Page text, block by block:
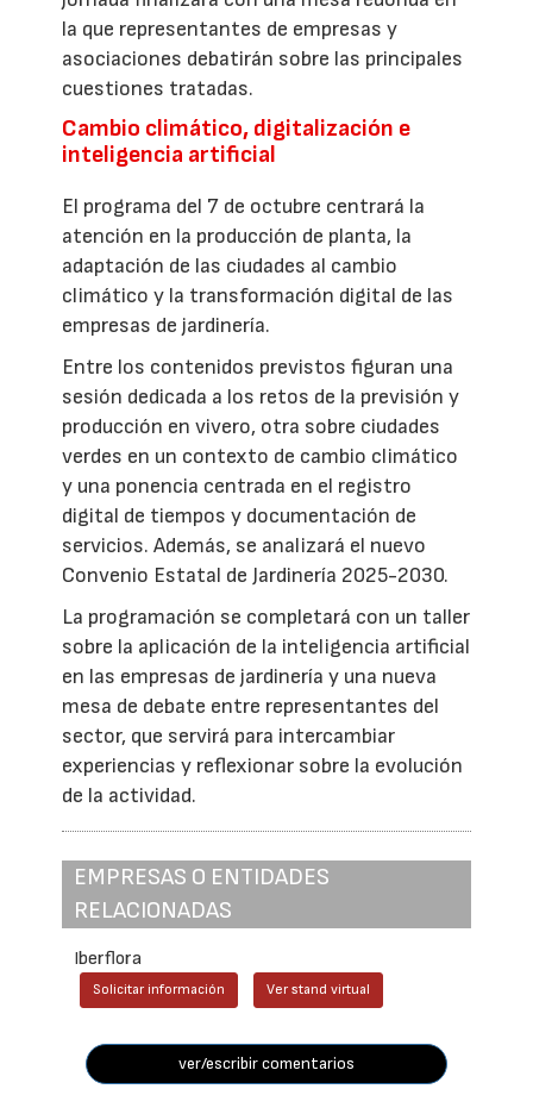
la que representantes de empresas y
asociaciones debatirán sobre las principales
cuestiones tratadas.
Cambio climático, digitalización e
inteligencia artificial
El programa del 7 de octubre centrará la
atención en la producción de planta, la
adaptación de las ciudades al cambio
climático y la transformación digital de las
empresas de jardinería.
Entre los contenidos previstos figuran una
sesión dedicada a los retos de la previsión y
producción en vivero, otra sobre ciudades
verdes en un contexto de cambio climático
y una ponencia centrada en el registro
digital de tiempos y documentación de
servicios. Además, se analizará el nuevo
Convenio Estatal de Jardinería 2025-2030.
La programación se completará con un taller
sobre la aplicación de la inteligencia artificial
en las empresas de jardinería y una nueva
mesa de debate entre representantes del
sector, que servirá para intercambiar
experiencias y reflexionar sobre la evolución
de la actividad.
EMPRESAS O ENTIDADES
RELACIONADAS
Iberflora
Solicitar información Ver stand virtual
ver/escribir comentarios